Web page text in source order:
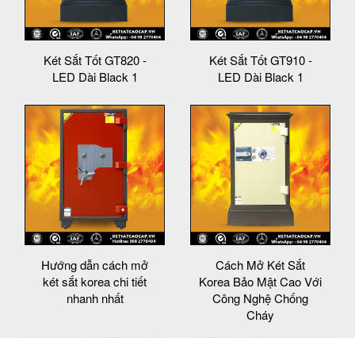
Két Sắt Tốt GT820 -
LED Dài Black 1
Két Sắt Tốt GT910 -
LED Dài Black 1
Hướng dẫn cách mở
két sắt korea chi tiết
nhanh nhất
Cách Mở Két Sắt
Korea Bảo Mật Cao Với
Công Nghệ Chống
Cháy